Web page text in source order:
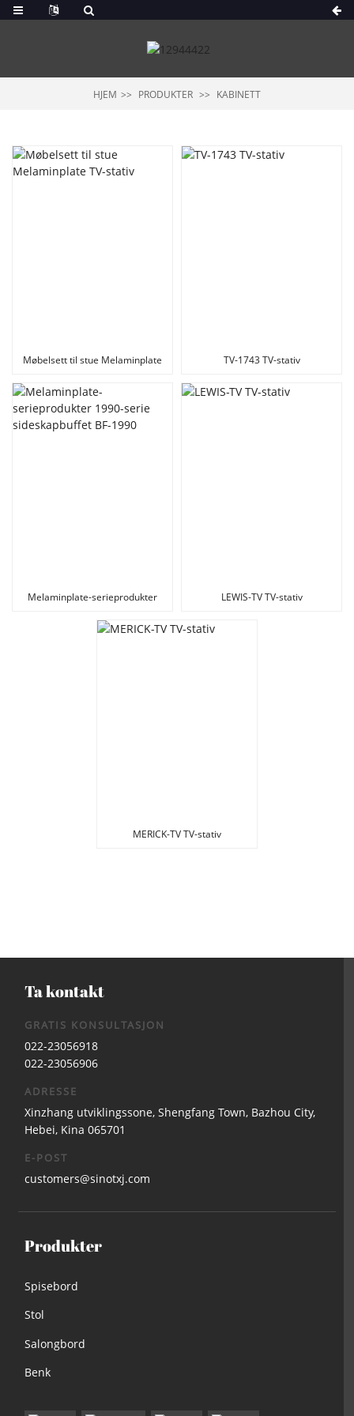
HJEM PRODUKTER KABINETT
Møbelsett til stue Melaminplate
TV-1743 TV-stativ
Melaminplate-serieprodukter
1990
LEWIS-TV TV-stativ
MERICK-TV TV-stativ
Ta kontakt
GRATIS KONSULTASJON
022-23056918
022-23056906
ADRESSE
Xinzhang utviklingssone, Shengfang Town, Bazhou City,
Hebei, Kina 065701
E-POST
customers@sinotxj.com
Produkter
Spisebord
Stol
Salongbord
Benk